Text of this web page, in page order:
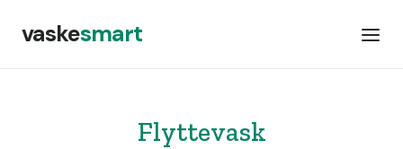
vaskesmart
Flyttevask